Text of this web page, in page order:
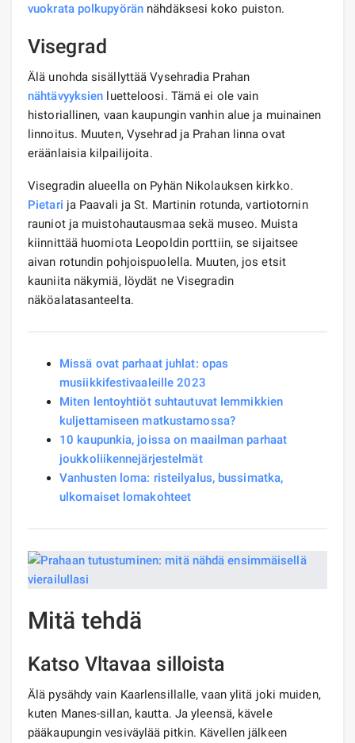
vuokrata polkupyörän nähdäksesi koko puiston.
Visegrad
Älä unohda sisällyttää Vysehradia Prahan
nähtävyyksien luetteloosi. Tämä ei ole vain
historiallinen, vaan kaupungin vanhin alue ja muinainen
linnoitus. Muuten, Vysehrad ja Prahan linna ovat
eräänlaisia ​​kilpailijoita.
Visegradin alueella on Pyhän Nikolauksen kirkko.
Pietari ja Paavali ja St. Martinin rotunda, vartiotornin
rauniot ja muistohautausmaa sekä museo. Muista
kiinnittää huomiota Leopoldin porttiin, se sijaitsee
aivan rotundin pohjoispuolella. Muuten, jos etsit
kauniita näkymiä, löydät ne Visegradin
näköalatasanteelta.
Missä ovat parhaat juhlat: opas
musiikkifestivaaleille 2023
Miten lentoyhtiöt suhtautuvat lemmikkien
kuljettamiseen matkustamossa?
10 kaupunkia, joissa on maailman parhaat
joukkoliikennejärjestelmät
Vanhusten loma: risteilyalus, bussimatka,
ulkomaiset lomakohteet
Mitä tehdä
Katso Vltavaa silloista
Älä pysähdy vain Kaarlensillalle, vaan ylitä joki muiden,
kuten Manes-sillan, kautta. Ja yleensä, kävele
pääkaupungin vesiväylää pitkin. Kävellen jälkeen